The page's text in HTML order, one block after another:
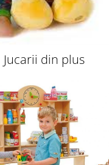
Jucarii din plus